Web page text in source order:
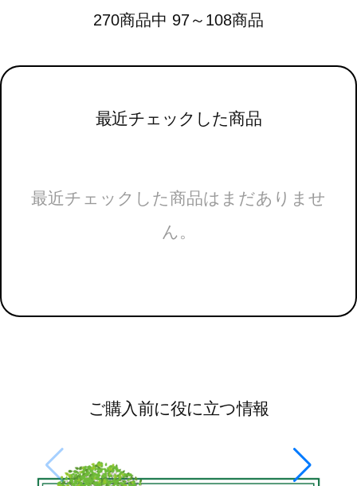
270商品中 97～108商品
最近チェックした商品
最近チェックした商品はまだありませ
ん。
ご購入前に役に立つ情報